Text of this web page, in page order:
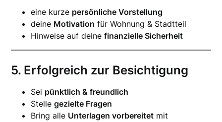
eine kurze persönliche Vorstellung
deine Motivation für Wohnung & Stadtteil
Hinweise auf deinefinanzielle Sicherheit
5. Erfolgreich zur Besichtigung
Sei pünktlich & freundlich
Stellegezielte Fragen
Bring alle Unterlagen vorbereitet mit